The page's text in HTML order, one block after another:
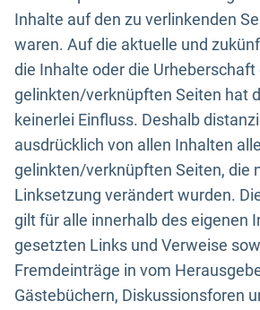
Inhalte auf den zu verlinkenden
waren. Auf die aktuelle und
die Inhalte oder die Urheberschaft
gelinkten/verknüpften Seiten hat
keinerlei Einfluss. Deshalb
ausdrücklich von allen Inhalten
gelinkten/verknüpften Seiten, die
Linksetzung verändert wurden.
gilt für alle innerhalb des eigenen
gesetzten Links und Verweise
Fremdeinträge in vom
Gästebüchern, Diskussionsforen